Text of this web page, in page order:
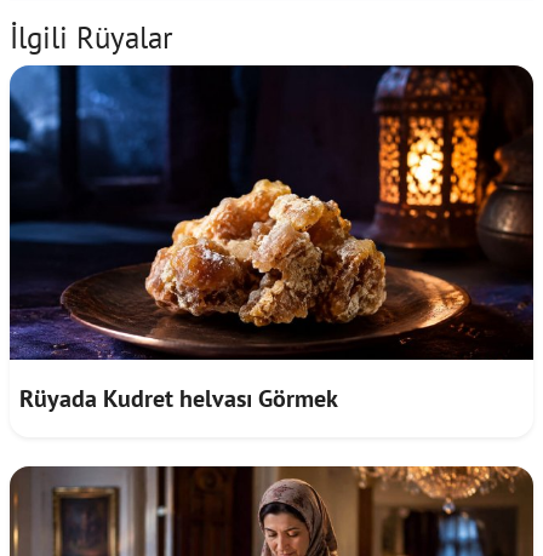
İlgili Rüyalar
Rüyada Kudret helvası Görmek